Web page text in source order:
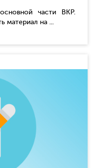
части ВКР.
материал на ...